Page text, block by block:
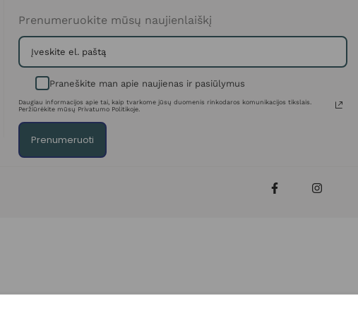
Prenumeruokite mūsų naujienlaiškį
Praneškite man apie naujienas ir pasiūlymus
Daugiau informacijos apie tai, kaip tvarkome jūsų duomenis rinkodaros komunikacijos tikslais.
Peržiūrėkite mūsų Privatumo Politikoje.
Prenumeruoti